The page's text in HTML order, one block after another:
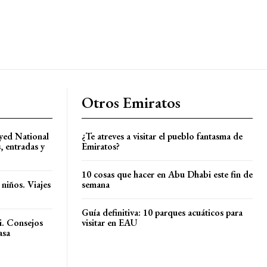
National
entradas y
Viajes
Consejos
Otros Emiratos
¿Te atreves a visitar el pueblo fantasma de
Emiratos?
10 cosas que hacer en Abu Dhabi este fin de
semana
Guía definitiva: 10 parques acuáticos para
visitar en EAU